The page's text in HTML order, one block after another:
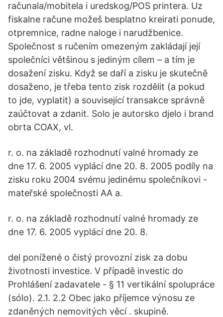
računala/mobitela i uredskog/POS printera. Uz
fiskalne račune možeš besplatno kreirati ponude,
otpremnice, radne naloge i narudžbenice.
Společnost s ručením omezeným zakládají její
společníci většinou s jediným cílem – a tím je
dosažení zisku. Když se daří a zisku je skutečně
dosaženo, je třeba tento zisk rozdělit (a pokud
to jde, vyplatit) a související transakce správně
zaúčtovat a zdanit. Solo je autorsko djelo i brand
obrta COAX, vl.
r. o. na základě rozhodnutí valné hromady ze
dne 17. 6. 2005 vyplácí dne 20. 8. 2005 podíly na
zisku roku 2004 svému jedinému společníkovi -
mateřské společnosti AA a.
r. o. na základě rozhodnutí valné hromady ze
dne 17. 6. 2005 vyplácí dne 20. 8.
del ponížené o čistý provozní zisk za dobu
životnosti investice. V případě investic do
Prohlášení zadavatele - § 11 vertikální spolupráce
(sólo). 2.1. 2.2 Obec jako příjemce výnosu ze
zdaněných nemovitých věcí . skupině.